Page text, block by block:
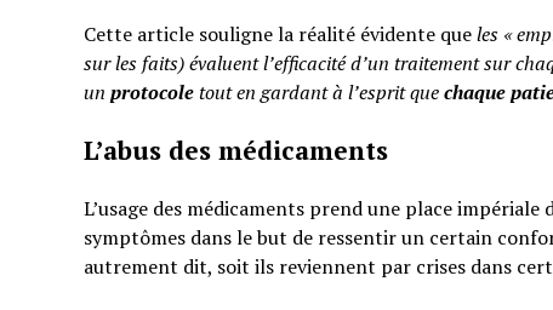
Cette article souligne la réalité évidente queles «
sur les faits) évaluent l’efficacité d’un traitement sur
un protocoletout en gardant à l’esprit quechaque
L’abus des médicaments
L’usage des médicaments prend une place
symptômes dans le but de ressentir un certain
autrement dit, soit ils reviennent par crises dans